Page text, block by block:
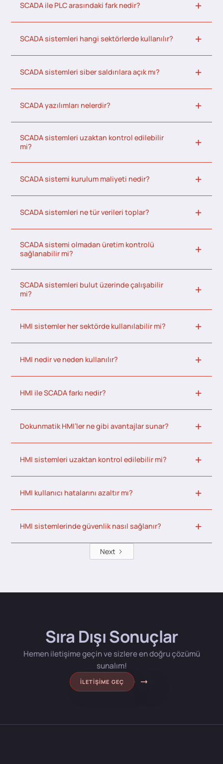
SCADA ile PLC arasındaki fark nedir?
SCADA sistemleri hangi sektörlerde kullanılır?
SCADA sistemleri siber saldırılara açık mı?
SCADA yazılımları nelerdir?
SCADA sistemleri uzaktan kontrol edilebilir
mi?
SCADA sistemi kurulum maliyeti nedir?
SCADA sistemleri ne tür verileri toplar?
SCADA sistemi olmadan üretim kontrolü
sağlanabilir mi?
SCADA sistemleri bulut üzerinde çalışabilir
mi?
HMI sistemler her sektörde kullanılabilir mi?
HMI nedir ve neden kullanılır?
HMI ile SCADA farkı nedir?
Dokunmatik HMI’ler ne gibi avantajlar sunar?
HMI sistemleri uzaktan kontrol edilebilir mi?
HMI kullanıcı hatalarını azaltır mı?
HMI sistemlerinde güvenlik nasıl sağlanır?
Next
Sıra Dışı Sonuçlar
Hemen iletişime geçin ve sizlere en doğru çözümü
sunalım!
İLETIŞIME GEÇ